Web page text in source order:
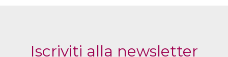
Iscriviti alla newsletter